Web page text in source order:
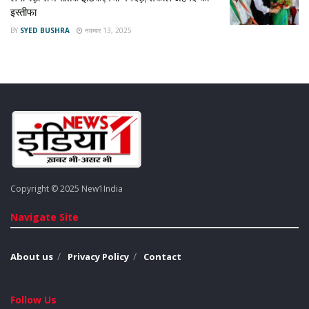
इस्तीफा
BY SYED BUSHRA नवम्बर 13, 2025
Copyright © 2025 New1India
Navigate Site
About us Privacy Policy Contact
Follow Us